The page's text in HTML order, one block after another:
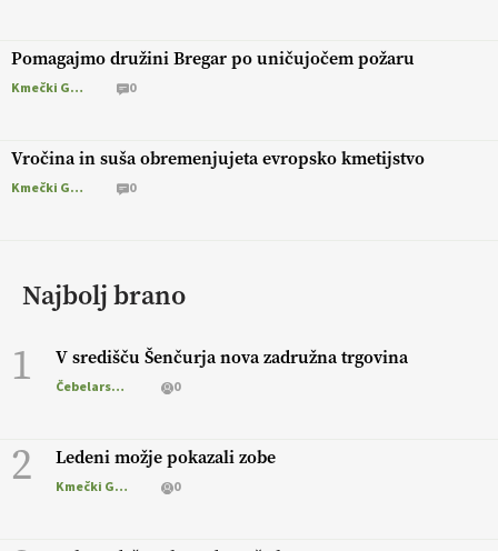
Pomagajmo družini Bregar po uničujočem požaru
Kmečki Glas 0
Vročina in suša obremenjujeta evropsko kmetijstvo
Kmečki Glas 0
Najbolj brano
1 V središču Šenčurja nova zadružna trgovina
Čebelarstvo 0
2 Ledeni možje pokazali zobe
Kmečki Glas 0